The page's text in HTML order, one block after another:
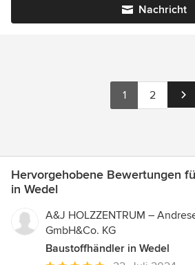
Nachricht
1 2
Hervorgehobene Bewertungen
in Wedel
A&J HOLZZENTRUM –
GmbH&Co. KG
Baustoffhändler in Wedel